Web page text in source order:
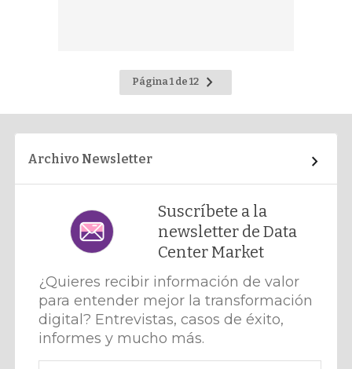
Página 1 de 12 Ir
a
Archivo Newsletter
Suscríbete a la
newsletter de Data
Center Market
¿Quieres recibir información de valor
para entender mejor la transformación
digital? Entrevistas, casos de éxito,
informes y mucho más.